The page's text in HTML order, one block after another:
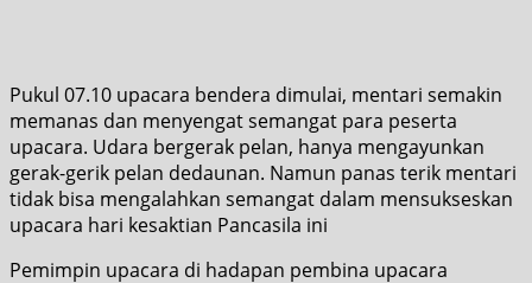
Pukul 07.10 upacara bendera dimulai, mentari semakin
memanas dan menyengat semangat para peserta
upacara. Udara bergerak pelan, hanya mengayunkan
gerak-gerik pelan dedaunan. Namun panas terik mentari
tidak bisa mengalahkan semangat dalam mensukseskan
upacara hari kesaktian Pancasila ini
Pemimpin upacara di hadapan pembina upacara